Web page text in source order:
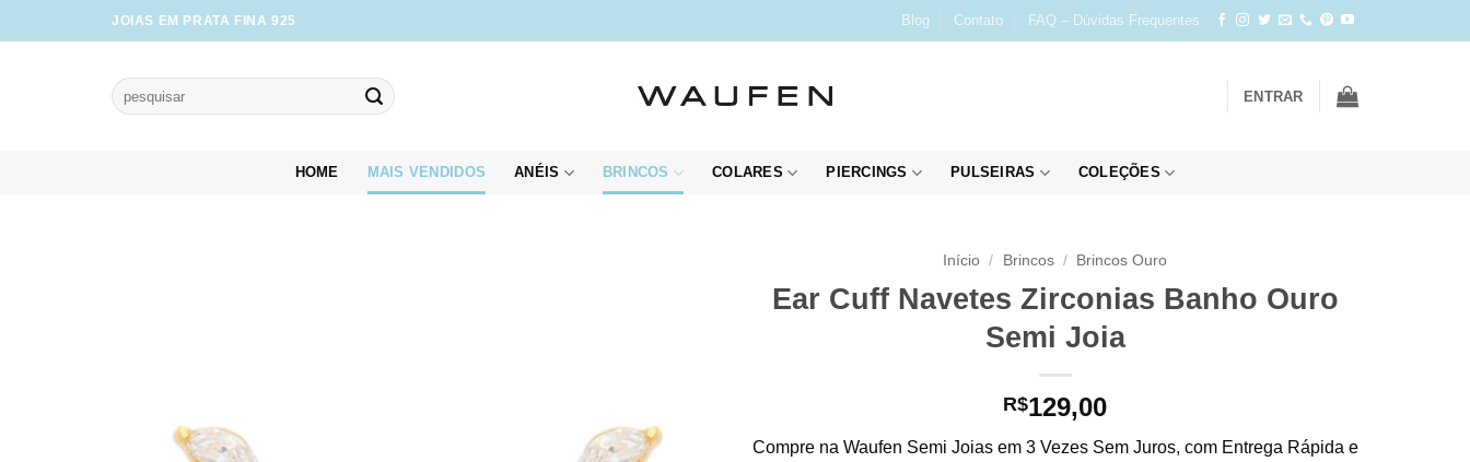
to
JOIAS EM PRATA FINA 925 Blog Contato FAQ – Dúvidas Frequentes
Pesquisar
por:
ENTRAR
HOME MAIS VENDIDOS ANÉIS BRINCOS COLARES PIERCINGS PULSEIRAS COLEÇÕES
Início / Brincos / Brincos Ouro
Ear Cuff Navetes Zirconias Banho Ouro
Semi Joia
R$129,00
Compre na Waufen Semi Joias em 3 Vezes Sem Juros, com Entrega Rápida e